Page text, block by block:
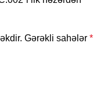
Gərəkli sahələr *